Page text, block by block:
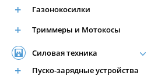
Газонокосилки
Триммеры и Мотокосы
Силовая техника
Пуско-зарядные устройства